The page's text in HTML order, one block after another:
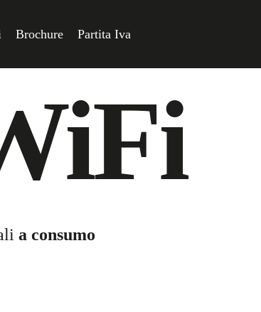
Brochure Partita Iva
a consumo